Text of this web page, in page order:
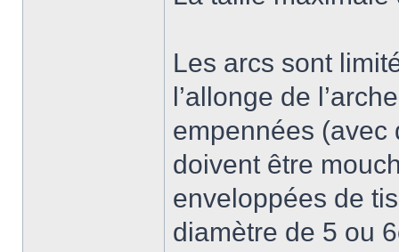
Les arcs sont
l’allonge de
empennées (avec
doivent être
enveloppées de
diamètre de 5 ou